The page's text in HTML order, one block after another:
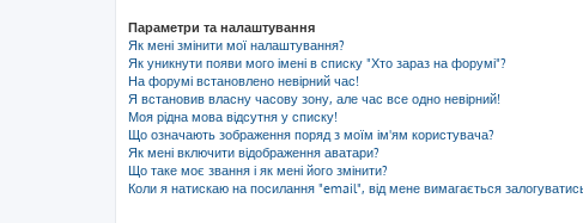
Параметри та налаштування
Як мені змінити мої налаштування?
Як уникнути появи мого імені в списку "Хто зараз на форумі"?
На форумі встановлено невірний час!
Я встановив власну часову зону, але час все одно невірний!
Моя рідна мова відсутня у списку!
Що означають зображення поряд з моїм ім'ям користувача?
Як мені включити відображення аватари?
Що таке моє звання і як мені його змінити?
Коли я натискаю на посилання "email", від мене вимагається